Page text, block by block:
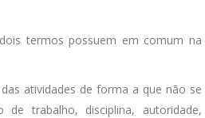
termos possuem em comum na
atividades de forma a que não se
trabalho, disciplina, autoridade,